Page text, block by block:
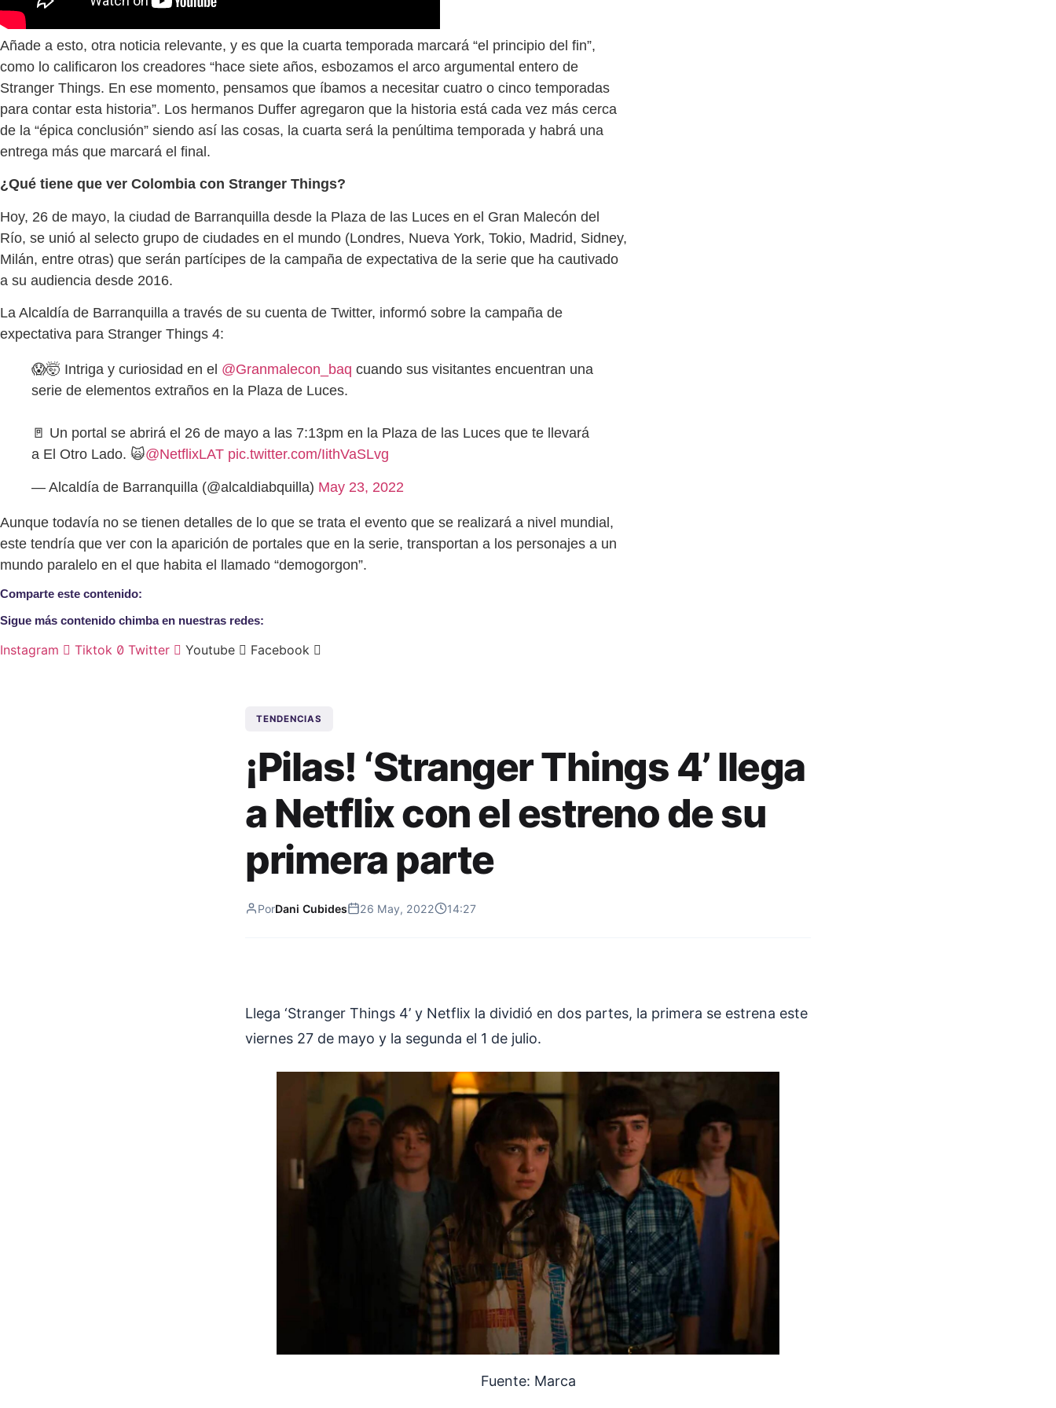
Añade a esto, otra noticia relevante, y es que la cuarta temporada marcará “el principio del fin”,
como lo calificaron los creadores “hace siete años, esbozamos el arco argumental entero de
Stranger Things. En ese momento, pensamos que íbamos a necesitar cuatro o cinco temporadas
para contar esta historia”. Los hermanos Duffer agregaron que la historia está cada vez más cerca
de la “épica conclusión” siendo así las cosas, la cuarta será la penúltima temporada y habrá una
entrega más que marcará el final.
¿Qué tiene que ver Colombia con Stranger Things?
Hoy, 26 de mayo, la ciudad de Barranquilla desde la Plaza de las Luces en el Gran Malecón del
Río, se unió al selecto grupo de ciudades en el mundo (Londres, Nueva York, Tokio, Madrid, Sidney,
Milán, entre otras) que serán partícipes de la campaña de expectativa de la serie que ha cautivado
a su audiencia desde 2016.
La Alcaldía de Barranquilla a través de su cuenta de Twitter, informó sobre la campaña de
expectativa para Stranger Things 4:
😱🤯 Intriga y curiosidad en el @Granmalecon_baq cuando sus visitantes encuentran una
serie de elementos extraños en la Plaza de Luces.
🚪 Un portal se abrirá el 26 de mayo a las 7:13pm en la Plaza de las Luces que te llevará
a El Otro Lado. 🙀@NetflixLAT pic.twitter.com/IithVaSLvg
— Alcaldía de Barranquilla (@alcaldiabquilla) May 23, 2022
Aunque todavía no se tienen detalles de lo que se trata el evento que se realizará a nivel mundial,
este tendría que ver con la aparición de portales que en la serie, transportan a los personajes a un
mundo paralelo en el que habita el llamado “demogorgon”.
Comparte este contenido:
Sigue más contenido chimba en nuestras redes:
Instagram Tiktok Twitter Youtube Facebook
TENDENCIAS
¡Pilas! ‘Stranger Things 4’ llega
a Netflix con el estreno de su
primera parte
PorDani Cubides 26 May, 2022 14:27
Llega ‘Stranger Things 4’ y Netflix la dividió en dos partes, la primera se estrena este
viernes 27 de mayo y la segunda el 1 de julio.
Fuente: Marca